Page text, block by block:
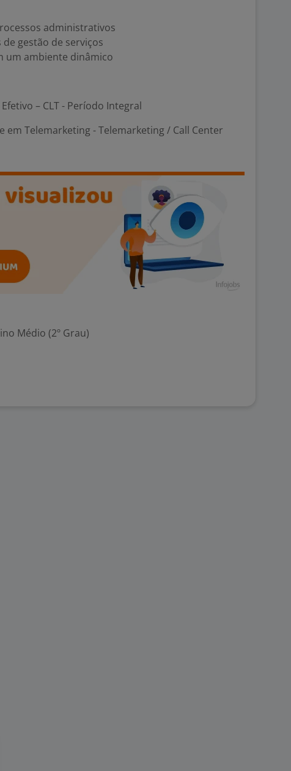
administrativos
gestão de serviços
um ambiente dinâmico
Efetivo – CLT - Período Integral
em Telemarketing - Telemarketing / Call Center
Médio (2º Grau)